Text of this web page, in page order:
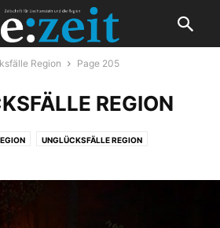
Region Page 205
REGION
UNGLÜCKSFÄLLE REGION